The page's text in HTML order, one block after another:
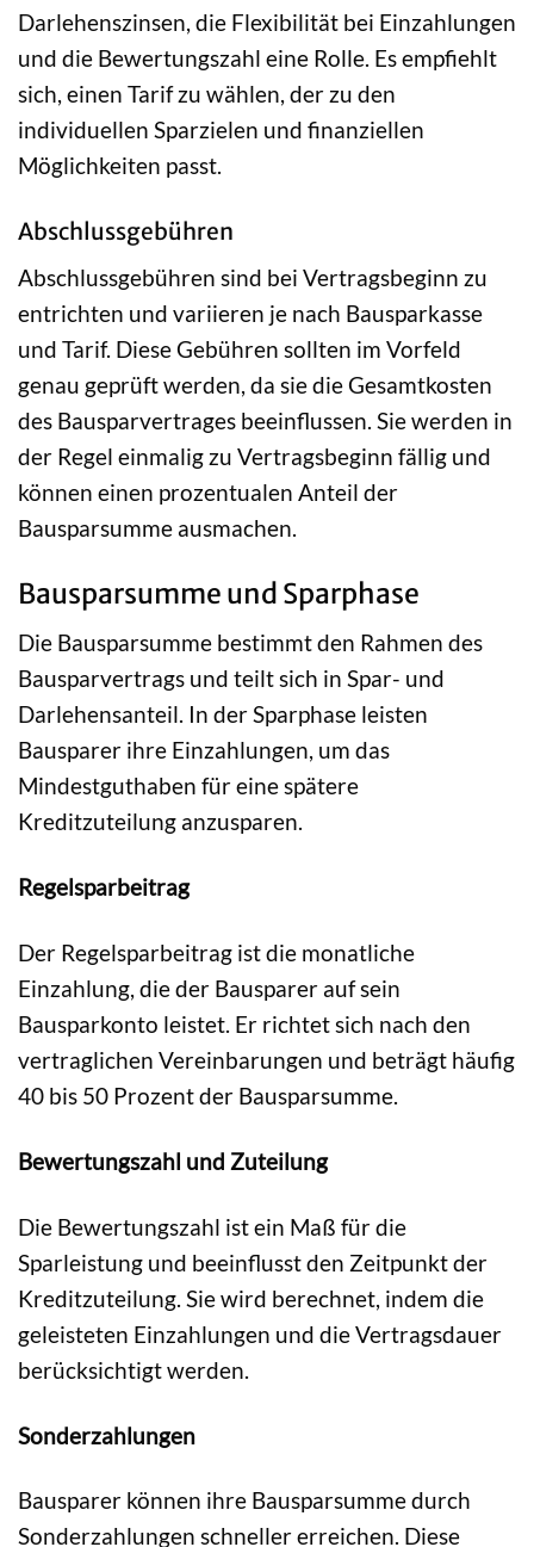
Darlehenszinsen, die Flexibilität bei Einzahlungen
und die Bewertungszahl eine Rolle. Es empfiehlt
sich, einen Tarif zu wählen, der zu den
individuellen Sparzielen und finanziellen
Möglichkeiten passt.
Abschlussgebühren
Abschlussgebühren sind bei Vertragsbeginn zu
entrichten und variieren je nach Bausparkasse
und Tarif. Diese Gebühren sollten im Vorfeld
genau geprüft werden, da sie die Gesamtkosten
des Bausparvertrages beeinflussen. Sie werden in
der Regel einmalig zu Vertragsbeginn fällig und
können einen prozentualen Anteil der
Bausparsumme ausmachen.
Bausparsumme und Sparphase
Die Bausparsumme bestimmt den Rahmen des
Bausparvertrags und teilt sich in Spar- und
Darlehensanteil. In der Sparphase leisten
Bausparer ihre Einzahlungen, um das
Mindestguthaben für eine spätere
Kreditzuteilung anzusparen.
Regelsparbeitrag
Der Regelsparbeitrag ist die monatliche
Einzahlung, die der Bausparer auf sein
Bausparkonto leistet. Er richtet sich nach den
vertraglichen Vereinbarungen und beträgt häufig
40 bis 50 Prozent der Bausparsumme.
Bewertungszahl und Zuteilung
Die Bewertungszahl ist ein Maß für die
Sparleistung und beeinflusst den Zeitpunkt der
Kreditzuteilung. Sie wird berechnet, indem die
geleisteten Einzahlungen und die Vertragsdauer
berücksichtigt werden.
Sonderzahlungen
Bausparer können ihre Bausparsumme durch
Sonderzahlungen schneller erreichen. Diese